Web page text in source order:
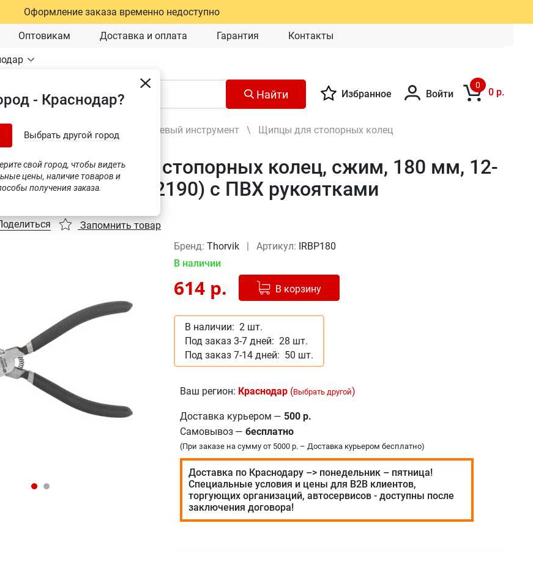
Оформление заказа временно недоступно
Оптовикам Доставка и оплата Гарантия Контакты
- Краснодар?
Выбрать другой город
свой город, чтобы видеть
цены, наличие товаров и
получения заказа.
Найти Избранное Войти
0
0 р.
инструмент Шарнирно-губцевый инструмент \ Щипцы для стопорных колец
90° для стопорных колец, сжим, 180 мм, 12-
IRBP180 (52190) с ПВХ рукоятками
Запомнить товар
Бренд: Thorvik |Артикул: IRBP180
В наличии
614 р. В корзину+
Добавлено в корзину
В наличии: 2 шт.
Под заказ 3-7 дней: 28 шт.
Под заказ 7-14 дней: 50 шт.
Ваш регион: Краснодар (Выбрать другой)
Доставка курьером — 500 р.
Самовывоз —бесплатно
(При заказе на сумму от 5000 р. – Доставка курьером бесплатно)
Доставка по Краснодару –> понедельник – пятница!
Специальные условия и цены для В2В клиентов,
торгующих организаций, автосервисов - доступны после
заключения договора!